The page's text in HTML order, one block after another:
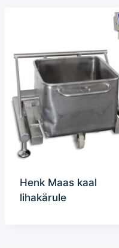
Henk Maas kaal
lihakärule